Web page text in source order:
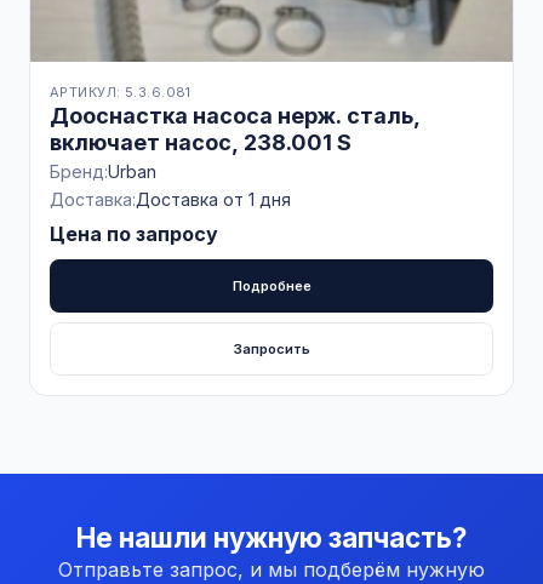
АРТИКУЛ: 5.3.6.081
Дооснастка насоса нерж. сталь,
включает насос, 238.001 S
Бренд:Urban
Доставка:Доставка от 1 дня
Цена по запросу
Подробнее
Запросить
Не нашли нужную запчасть?
Отправьте запрос, и мы подберём нужную